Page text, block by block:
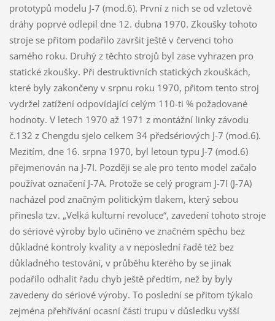
prototypů modelu J-7 (mod.6). První z nich se od vzletové
dráhy poprvé odlepil dne 12. dubna 1970. Zkoušky tohoto
stroje se přitom podařilo završit ještě v červenci toho
samého roku. Druhý z těchto strojů byl zase vyhrazen pro
statické zkoušky. Při destruktivních statických zkouškách,
které byly zakončeny v srpnu roku 1970, přitom tento stroj
vydržel zatížení odpovídající celým 110-ti % požadované
hodnoty. V letech 1970 až 1971 z montážní linky závodu
č.132 z Chengdu sjelo celkem 34 předsériových J-7 (mod.6).
Mezitím, dne 16. srpna 1970, byl letoun typu J-7 (mod.6)
přejmenován na J-7I. Později se ale pro tento model začalo
používat označení J-7A. Protože se celý program J-7I (J-7A)
nacházel pod značným politickým tlakem, který sebou
přinesla tzv. „Velká kulturní revoluce“, zavedení tohoto stroje
do sériové výroby bylo učiněno ve značném spěchu bez
důkladné kontroly kvality a v neposlední řadě též bez
důkladného testování, v průběhu kterého by se jinak
podařilo odhalit řadu chyb ještě předtím, než by byly
zavedeny do sériové výroby. To poslední se přitom týkalo
zejména přehřívání ocasní části trupu v důsledku vyšší